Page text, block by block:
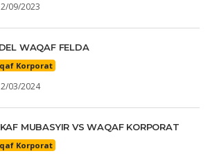
09/2023
WAQAF FELDA
Korporat
03/2024
MUBASYIR VS WAQAF KORPORAT
Korporat